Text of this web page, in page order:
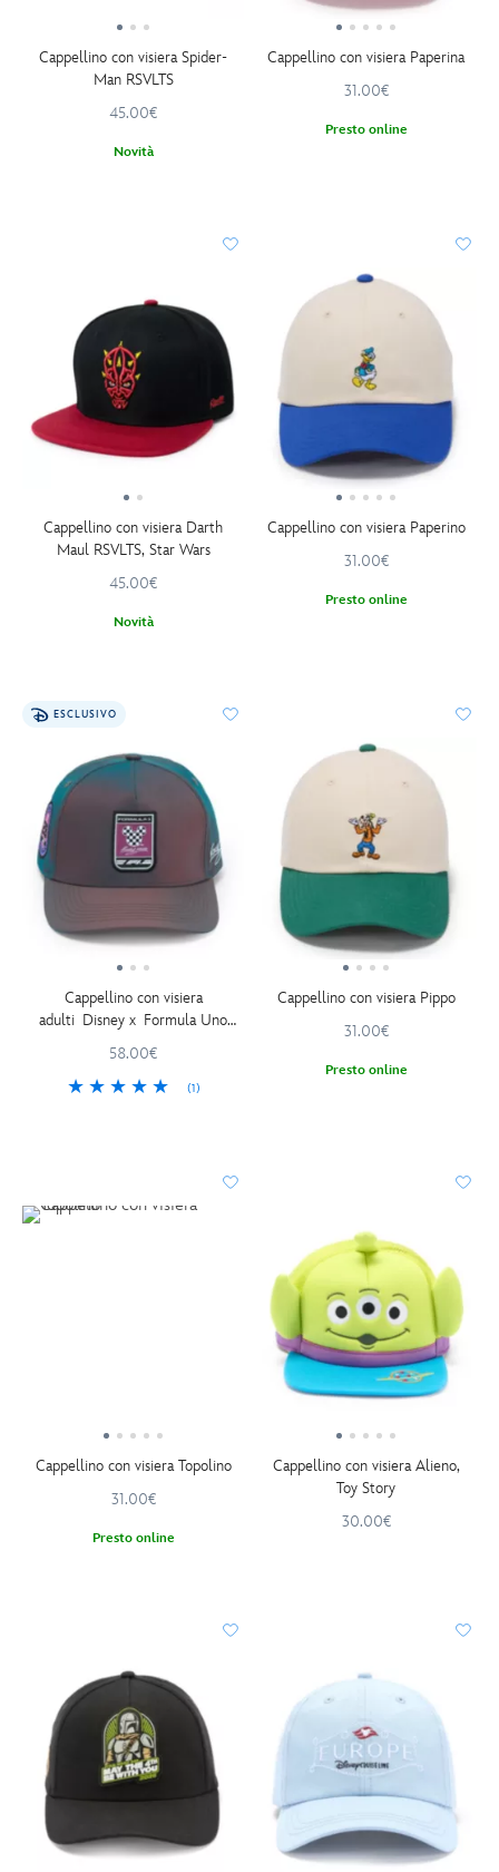
Cappellino con visiera Spider-
Man RSVLTS
45.00€
Novità
Cappellino con visiera Paperina
31.00€
Presto online
Cappellino con visiera Darth
Maul RSVLTS, Star Wars
45.00€
Novità
Cappellino con visiera Paperino
31.00€
Presto online
ESCLUSIVO
Cappellino con visiera
adulti Disney x Formula Uno
58.00€
(1)
Cappellino con visiera Pippo
31.00€
Presto online
Cappellino con visiera Topolino
31.00€
Presto online
Cappellino con visiera Alieno,
Toy Story
30.00€